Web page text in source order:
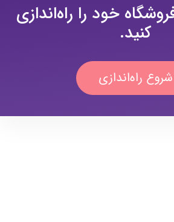
خود را راه‌اندازی
کنید.
شروع راه‌اندازی